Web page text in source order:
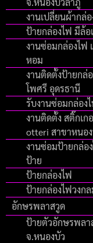
งานเปลี่ยนผ้ากล่
ป้ายกล่องไฟ มีล้
งานซ่อมกล่องไฟ
หอม
งานติดตั้งป้ายกล่
โพศรี อุดรธานี
รับงานซ่อมกล่อง
งานติดตั้ง สติ๊กเ
otteri สาขาหนอ
งานซ่อมป้ายกล่อ
ป้าย
ป้ายกล่องไฟ
ป้ายกล่องไฟวงก
อักษรพลาสวูด
ป้ายตัวอักษรพล
จ.หนองบัว